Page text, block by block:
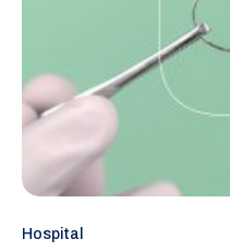
Hospital